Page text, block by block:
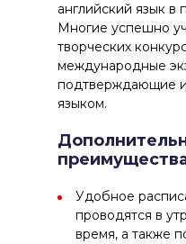
английский язык в
Многие успешно
творческих
международные
подтверждающие
языком.
Удобное
проводятся в
время, а также